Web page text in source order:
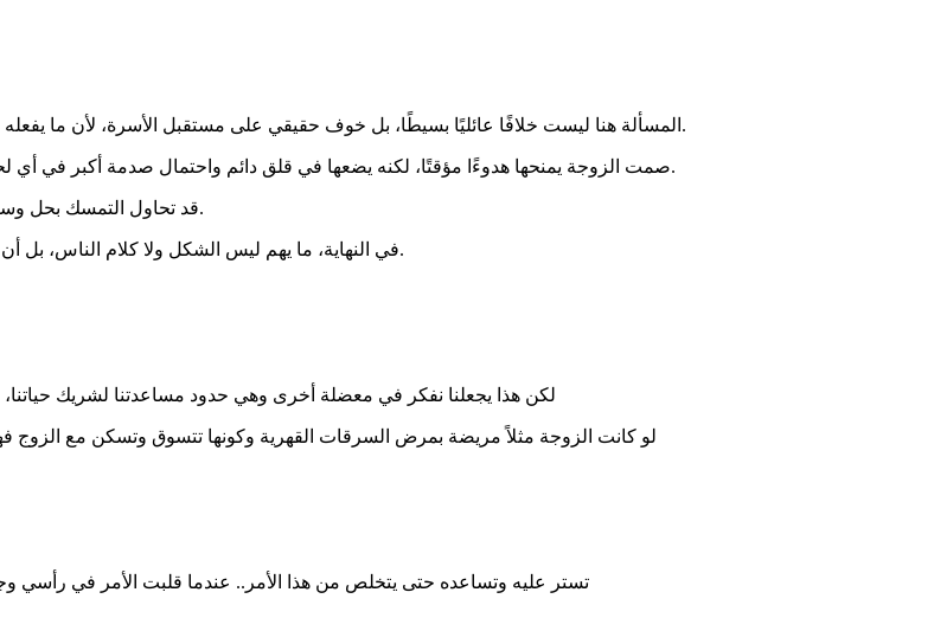
المسألة هنا ليست خلافًا عائليًا بسيطًا، بل خوف حقيقي على مستقبل الأسرة، لأن ما يفعله الزوج خطر قانونيًا وقد ينعكس على الزوجة والأطفال مهما بدا حسن الخلق داخل البيت.
صمت الزوجة يمنحها هدوءًا مؤقتًا، لكنه يضعها في قلق دائم واحتمال صدمة أكبر في أي لحظة، بينما الانفصال يحميها وأطفالها من هذا الخطر لكنه يحمّلها عبئًا نفسيًا وماديًا قاسيًا.
قد تحاول التمسك بحل وسط يمنح الزوج فرصة للتوقف، لكن هذا الخيار يبقى مؤقتًا ولا ينجح إلا إذا تغيّر الواقع فعلًا.
في النهاية، ما يهم ليس الشكل ولا كلام الناس، بل أن يكبر الأطفال في أمان، لأن الخوف المستمر أخطر من ألم قرار صعب يُتخذ مرة واحدة.
لكن هذا يجعلنا نفكر في معضلة أخرى وهي حدود مساعدتنا لشريك
لو كانت الزوجة مثلاً مريضة بمرض السرقات القهرية وكونها تتسوق وتسكن مع الزوج
تستر عليه وتساعده حتى يتخلص من هذا الأمر.. عندما قلبت الأمر في